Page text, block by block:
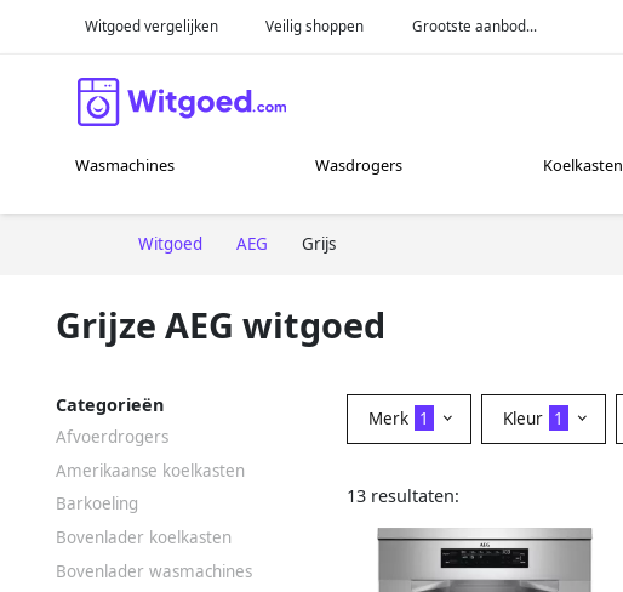
Witgoed vergelijken Veilig shoppen Grootste aanbod...
Wasmachines Wasdrogers Koelkasten
Witgoed AEG Grijs
Grijze AEG witgoed
Categorieën
Afvoerdrogers
Amerikaanse koelkasten
Barkoeling
Bovenlader koelkasten
Bovenlader wasmachines
Merk 1 Kleur 1
13 resultaten: